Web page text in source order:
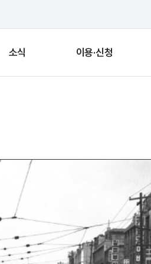
소식 이용·신청